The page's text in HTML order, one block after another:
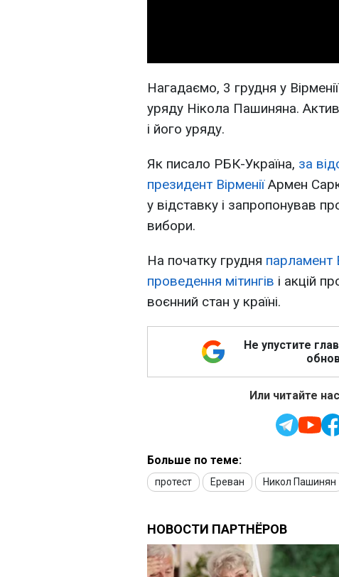
Нагадаємо, 3 грудня у
уряду Нікола Пашиняна.
і його уряду.
Як писало РБК-Україна, за
президент ВірменіїАрмен
у відставку і запропонував
вибори.
На початку грудня парламент
проведення мітингів і акцій
воєнний стан у країні.
Не упустите
Или читайте
Больше по теме:
протест Ереван Никол Пашинян